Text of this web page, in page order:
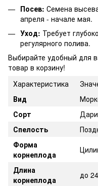
Посев: Семена
апреля - начале мая.
Уход: Требует
регулярного полива.
Выбирайте удобный для
товар в корзину!
Характеристика
Вид
Сорт
Спелость
Форма
корнеплода
Длина
корнеплода
до